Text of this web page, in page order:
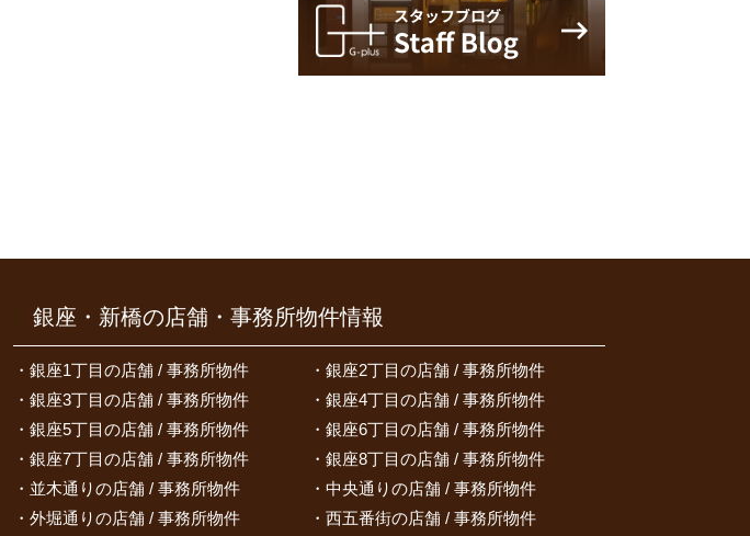
銀座・新橋の店舗・事務所物件情報
銀座1丁目の店舗 / 事務所物件
銀座2丁目の店舗 / 事務所物件
銀座3丁目の店舗 / 事務所物件
銀座4丁目の店舗 / 事務所物件
銀座5丁目の店舗 / 事務所物件
銀座6丁目の店舗 / 事務所物件
銀座7丁目の店舗 / 事務所物件
銀座8丁目の店舗 / 事務所物件
並木通りの店舗 / 事務所物件
中央通りの店舗 / 事務所物件
外堀通りの店舗 / 事務所物件
西五番街の店舗 / 事務所物件